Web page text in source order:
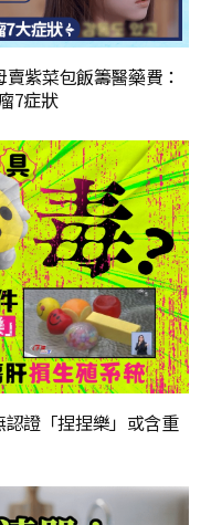
紫菜包飯籌醫藥費：
7症狀
證「捏捏樂」或含重